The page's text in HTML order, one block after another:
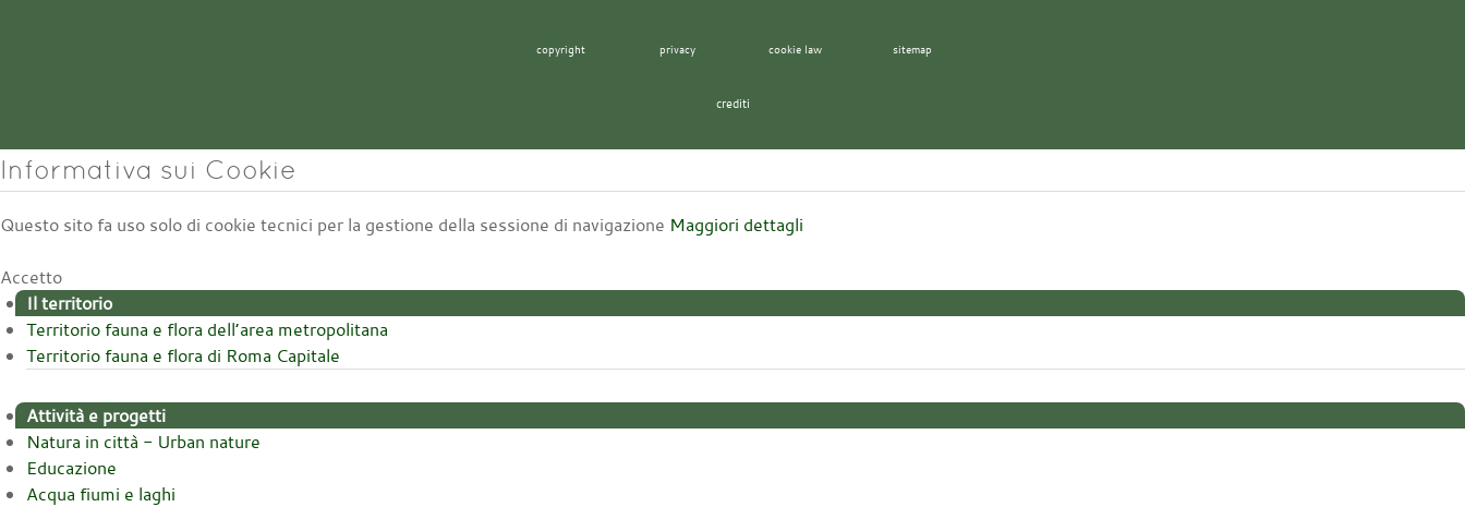
copyright privacy cookie law sitemap
crediti
Informativa sui Cookie
Questo sito fa uso solo di cookie tecnici per la gestione della sessione di navigazione Maggiori dettagli
Accetto
Il territorio
Territorio fauna e flora dell’area metropolitana
Territorio fauna e flora di Roma Capitale
Attività e progetti
Natura in città - Urban nature
Educazione
Acqua fiumi e laghi